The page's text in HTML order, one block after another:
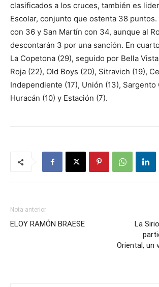
clasificados a los cruces, también es
Escolar, conjunto que ostenta 38
con 36 y San Martín con 34, aunque al
descontarán 3 por una sanción. En
La Copetona (29), seguido por Bella
Roja (22), Old Boys (20), Sitravich (19),
Independiente (17), Unión (13), Sargento
Huracán (10) y Estación (7).
Nota anterior
ELOY RAMÓN BRAESE
La
Oriental, un